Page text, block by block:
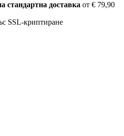
стандартна доставка от € 79,90
SSL-криптиране